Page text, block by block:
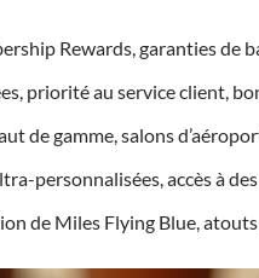
Rewards, garanties de
priorité au service client,
de gamme, salons
personnalisées, accès à
de Miles Flying Blue,